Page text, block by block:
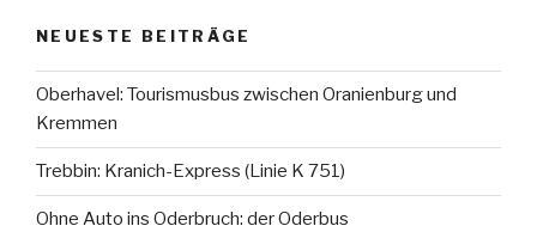
NEUESTE BEITRÄGE
Oberhavel: Tourismusbus zwischen Oranienburg und
Kremmen
Trebbin: Kranich-Express (Linie K 751)
Ohne Auto ins Oderbruch: der Oderbus